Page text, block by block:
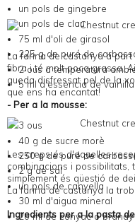
un pols de gingebre
un pols de clau
75 ml d'oli de girasol
225 g de puré de
2 ous a temperatura
5 ml d'essència de vainilla
- Per a la mousse:
3 ous
40 g de sucre morè
250 g de puré de
2 g de sal
un pols de canyella
30 ml d'aigua mineral
20 ml de conyac o brandy
La farina de castanya a
fibra i té molt poca grassa.
queda disfressat pel de la
que ens ha encantat!
Les creps és d'aquelles
combinacions i possibilitats,
simplement és qüestió de
La farina de castanya la
Ingredients per a la pasta